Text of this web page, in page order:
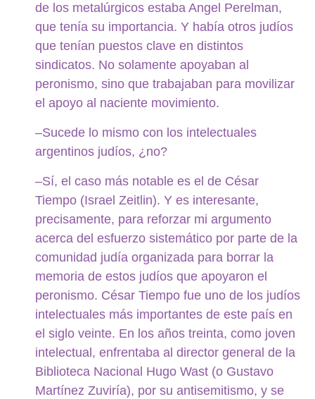
de los metalúrgicos estaba Angel Perelman,
que tenía su importancia. Y había otros judíos
que tenían puestos clave en distintos
sindicatos. No solamente apoyaban al
peronismo, sino que trabajaban para movilizar
el apoyo al naciente movimiento.
–Sucede lo mismo con los intelectuales
argentinos judíos, ¿no?
–Sí, el caso más notable es el de César
Tiempo (Israel Zeitlin). Y es interesante,
precisamente, para reforzar mi argumento
acerca del esfuerzo sistemático por parte de la
comunidad judía organizada para borrar la
memoria de estos judíos que apoyaron el
peronismo. César Tiempo fue uno de los judíos
intelectuales más importantes de este país en
el siglo veinte. En los años treinta, como joven
intelectual, enfrentaba al director general de la
Biblioteca Nacional Hugo Wast (o Gustavo
Martínez Zuviría), por su antisemitismo, y se